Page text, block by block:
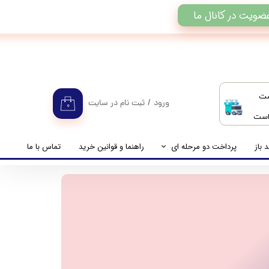
است
۰ ورود / ثبت نام در سایت
تغییر گذر واژه باز پرداخت دو مرحله ای
راهنمای پرداخت دو مرحله ای
راهنما و قوانین خرید تماس با ما
در کانال ما